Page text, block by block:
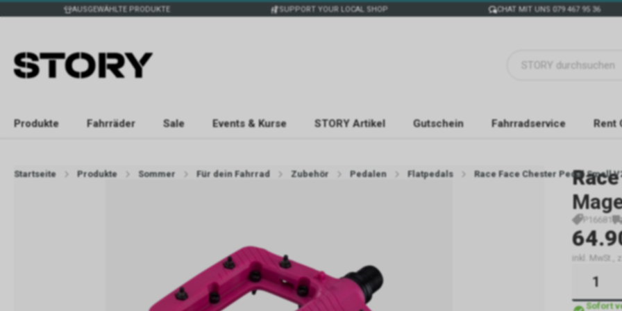
AUSGEWÄHLTE PRODUKTE SUPPORT YOUR LOCAL SHOP CHAT MIT UNS 079 467 95 36
Produkte Fahrräder Sale Events & Kurse STORY Artikel Gutschein Fahrradservice Rent
Startseite Produkte Sommer Für dein Fahrrad Zubehör Pedalen Flatpedals Race Face Chester Pedal Small
P16681
inkl. MwSt.,
Sofort